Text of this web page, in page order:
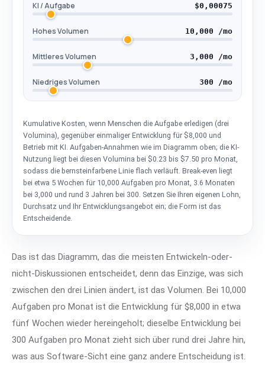
KI / Aufgabe $0,00075
Hohes Volumen 10,000 /mo
Mittleres Volumen 3,000 /mo
Niedriges Volumen 300 /mo
Kumulative Kosten, wenn Menschen die Aufgabe erledigen (drei
Volumina), gegenüber einmaliger Entwicklung für $8,000 und
Betrieb mit KI. Aufgaben-Annahmen wie im Diagramm oben; die KI-
Nutzung liegt bei diesen Volumina bei $0.23 bis $7.50 pro Monat,
sodass die bernsteinfarbene Linie flach verläuft. Break-even liegt
bei etwa 5 Wochen für 10,000 Aufgaben pro Monat, 3.6 Monaten
bei 3,000 und rund 3 Jahren bei 300. Setzen Sie Ihren eigenen Lohn,
Durchsatz und Ihr Entwicklungsangebot ein; die Form ist das
Entscheidende.
Das ist das Diagramm, das die meisten Entwickeln-oder-
nicht-Diskussionen entscheidet, denn das Einzige, was sich
zwischen den drei Linien ändert, ist das Volumen. Bei 10,000
Aufgaben pro Monat ist die Entwicklung für $8,000 in etwa
fünf Wochen wieder hereingeholt; dieselbe Entwicklung bei
300 Aufgaben pro Monat zieht sich über rund drei Jahre hin,
was aus Software-Sicht eine ganz andere Entscheidung ist.